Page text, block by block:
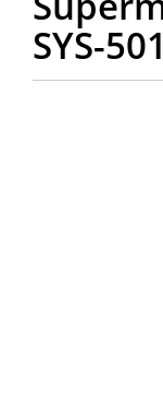
SYS-